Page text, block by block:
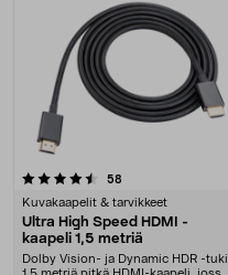
58
Kuvakaapelit & tarvikkeet
Ultra High Speed HDMI -
kaapeli 1,5 metriä
Dolby Vision- ja Dynamic HDR -tuki.
4.0 viidestä tähdestä